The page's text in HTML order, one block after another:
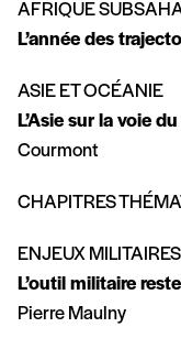
AFRIQUE
L’année des
ASIE ET OCÉANIE
L’Asie sur la voie du
Courmont
CHAPITRES
ENJEUX MILITAIRES
L’outil militaire
Pierre Maulny